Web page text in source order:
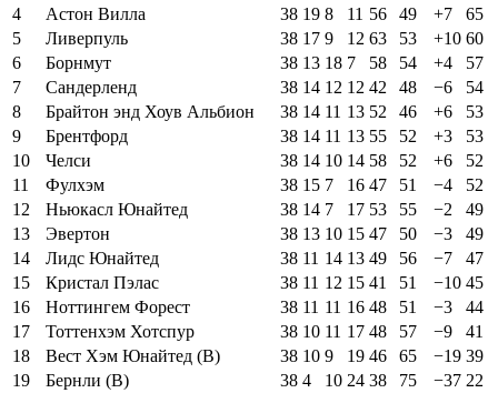
4
Астон Вилла 38 19 8 11 56 49 +7
65
5
Ливерпуль 38 17 9 12 63 53 +10 60
6
Борнмут 38 13 18 7 58 54 +4
57
7
Сандерленд 38 14 12 12 42 48 −6
54
8
Брайтон энд Хоув Альбион 38 14 11 13 52 46 +6
53
9
Брентфорд 38 14 11 13 55 52 +3
53
10
Челси 38 14 10 14 58 52 +6
52
11
Фулхэм 38 15 7 16 47 51 −4
52
12
Ньюкасл Юнайтед 38 14 7 17 53 55 −2
49
13
Эвертон 38 13 10 15 47 50 −3
49
14
Лидс Юнайтед 38 11 14 13 49 56 −7
47
15
Кристал Пэлас 38 11 12 15 41 51 −10 45
16
Ноттингем Форест 38 11 11 16 48 51 −3
44
17
Тоттенхэм Хотспур 38 10 11 17 48 57 −9
41
18
Вест Хэм Юнайтед (В) 38 10 9 19 46 65 −19 39
19
Бернли (В) 38 4 10 24 38 75 −37 22